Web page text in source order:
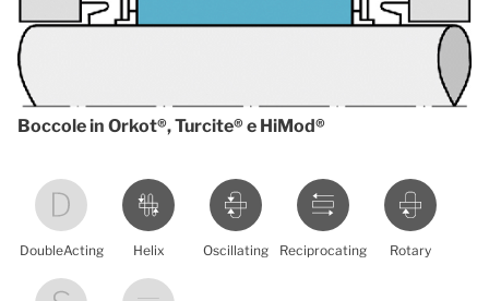
Boccole in Orkot®, Turcite® e HiMod®
DoubleActing Helix Oscillating Reciprocating Rotary